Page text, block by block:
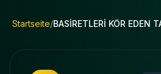
Startseite/BASİRETLERİ KÖR EDEN